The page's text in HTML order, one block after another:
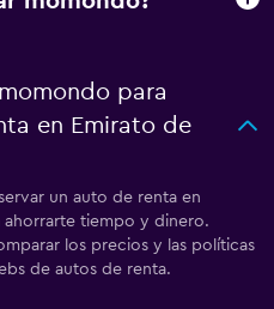
para
en Emirato de
un auto de renta en
ahorrarte tiempo y dinero.
los precios y las políticas
de autos de renta.